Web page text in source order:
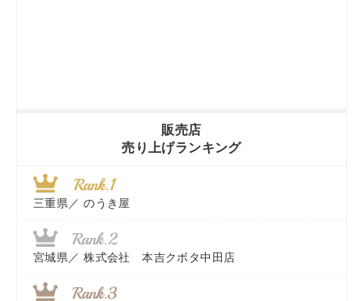
販売店
売り上げランキング
三重県／ のうき屋
宮城県／ 株式会社 本吉クボタ中田店